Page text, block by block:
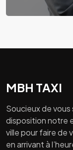
MBH TAXI
Soucieux de
disposition notre
ville pour faire de
en arrivant à